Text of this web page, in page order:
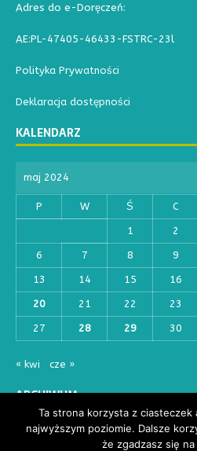
Adres do e-Doręczeń:
AE:PL-47405-46433-FSTRC-23l
Polityka Prywatności
Deklaracja dostępności
KALENDARZ
maj 2024
P W Ś C
1 2
6 7 8 9
13 14 15 16
20 21 22 23
27 28 29 30
« kwi cze »
ARCHIWUM
Ta strona korzysta z ciasteczek
najwyższym poziomie. Dalsze
że zgadzasz się